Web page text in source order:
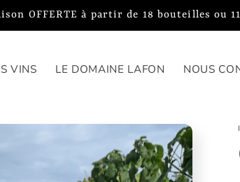
OFFERTE à partir de 18 bouteilles ou
VINS LE DOMAINE LAFON NOUS